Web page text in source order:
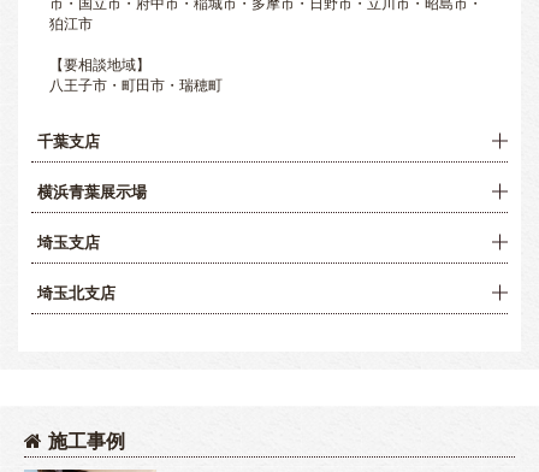
狛江市
【要相談地域】
八王子市・町田市・瑞穂町
千葉支店
横浜青葉展示場
埼玉支店
埼玉北支店
施工事例